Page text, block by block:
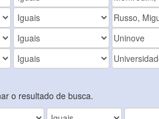
o resultado de busca.